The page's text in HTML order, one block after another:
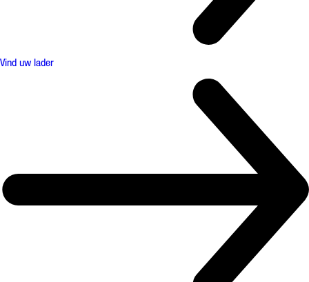
Vind uw lader